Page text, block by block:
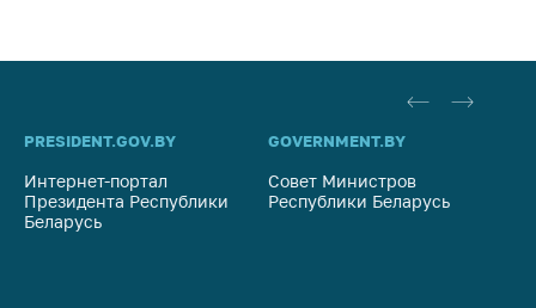
PRESIDENT.GOV.BY
Интернет-портал
Президента Республики
Беларусь
GOVERNMENT.BY
Совет Министров
Республики Беларусь